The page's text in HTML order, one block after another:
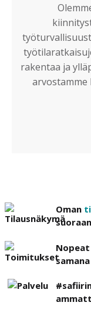
rakentaa ja
arvostamme
Oman